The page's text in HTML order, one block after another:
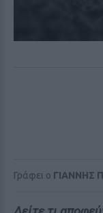
Γράφει ο ΓΙΑΝΝΗΣ